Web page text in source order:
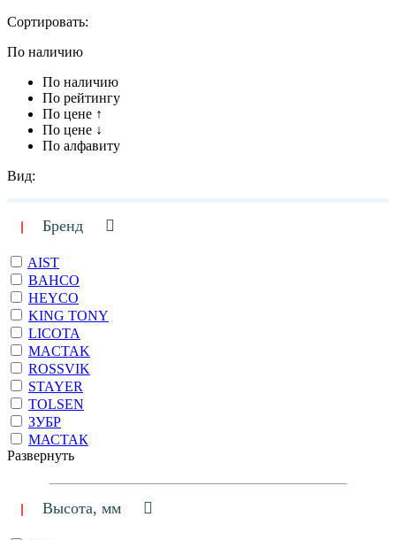
Сортировать:
По наличию
По наличию
По рейтингу
По цене ↑
По цене ↓
По алфавиту
Вид:
Бренд
AIST
BAHCO
HEYCO
KING TONY
LICOTA
MACTAK
ROSSVIK
STAYER
TOLSEN
ЗУБР
МАСТАК
Развернуть
Высота, мм